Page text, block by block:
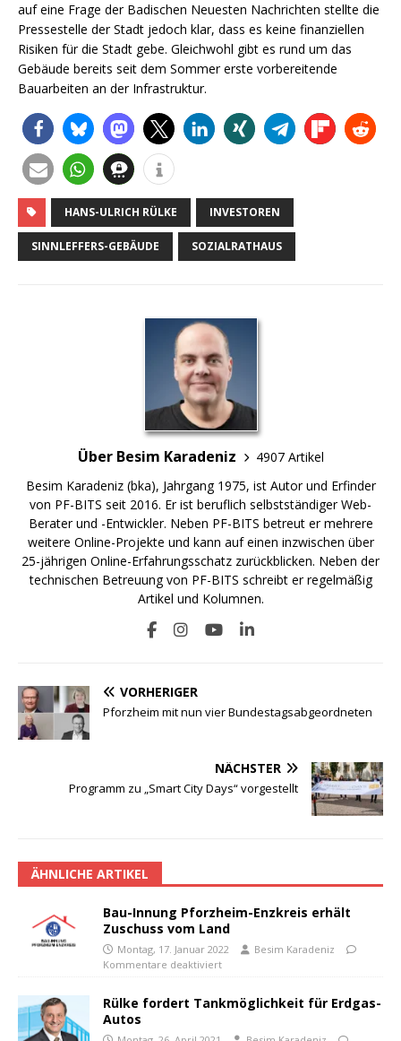
auf eine Frage der Badischen Neuesten Nachrichten stellte die
Pressestelle der Stadt jedoch klar, dass es keine finanziellen
Risiken für die Stadt gebe. Gleichwohl gibt es rund um das
Gebäude bereits seit dem Sommer erste vorbereitende
Bauarbeiten an der Infrastruktur.
HANS-ULRICH RÜLKE INVESTOREN
SINNLEFFERS-GEBÄUDE SOZIALRATHAUS
Über Besim Karadeniz
4907 Artikel
Besim Karadeniz (bka), Jahrgang 1975, ist Autor und Erfinder
von PF-BITS seit 2016. Er ist beruflich selbstständiger Web-
Berater und -Entwickler. Neben PF-BITS betreut er mehrere
weitere Online-Projekte und kann auf einen inzwischen über
25-jährigen Online-Erfahrungsschatz zurückblicken. Neben der
technischen Betreuung von PF-BITS schreibt er regelmäßig
Artikel und Kolumnen.
VORHERIGER
Pforzheim mit nun vier Bundestagsabgeordneten
NÄCHSTER
Programm zu „Smart City Days“ vorgestellt
ÄHNLICHE ARTIKEL
Bau-Innung Pforzheim-Enzkreis erhält
Zuschuss vom Land
Montag, 17. Januar 2022
Besim Karadeniz
Kommentare deaktiviert
Rülke fordert Tankmöglichkeit für Erdgas-
Autos